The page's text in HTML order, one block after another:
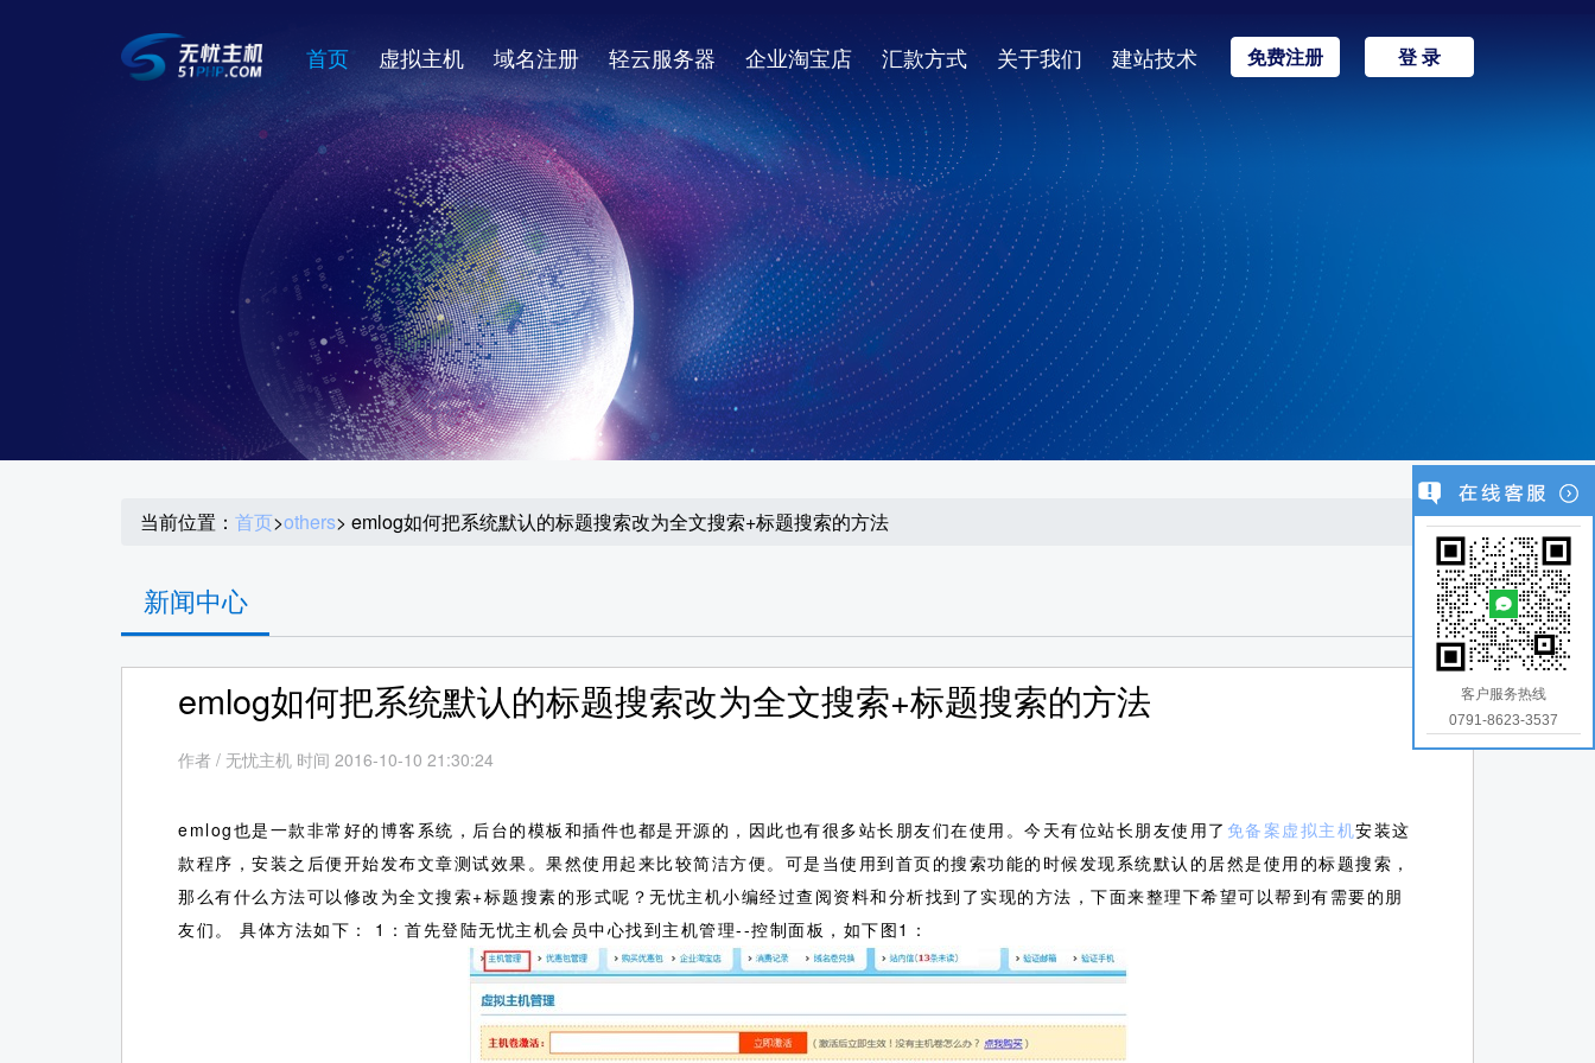
首页 虚拟主机 域名注册 轻云服务器 企业淘宝店 汇款方式 关于我们 建站技术 免费注册 登 录
当前位置： 首页>others> emlog如何把系统默认的标题搜索改为全文搜索+标题搜索的方法
新闻中心
emlog如何把系统默认的标题搜索改为全文搜索+标题搜索的方法
作者 / 无忧主机 时间 2016-10-10 21:30:24
emlog也是一款非常好的博客系统，后台的模板和插件也都是开源的，因此也有很多站长朋友们在使用。今天有位站长朋友使用了 免备案虚拟主机安装这
款程序，安装之后便开始发布文章测试效果。果然使用起来比较简洁方便。可是当使用到首页的搜索功能的时候发现系统默认的居然是使用的标题搜索，
那么有什么方法可以修改为全文搜索+标题搜素的形式呢？无忧主机小编经过查阅资料和分析找到了实现的方法，下面来整理下希望可以帮到有需要的朋
友们。
具体方法如下： 1：首先登陆无忧主机会员中心找到主机管理--控制面板，如下图1：
客户服务热线
0791-8623-3537